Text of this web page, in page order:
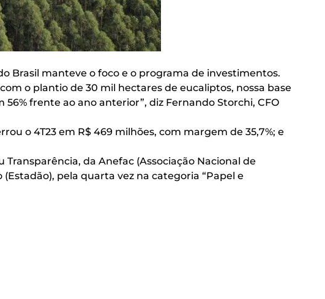
Brasil manteve o foco e o programa de investimentos.
o plantio de 30 mil hectares de eucaliptos, nossa base
frente ao ano anterior”, diz Fernando Storchi, CFO
o 4T23 em R$ 469 milhões, com margem de 35,7%; e
da Anefac (Associação Nacional de
pela quarta vez na categoria “Papel e